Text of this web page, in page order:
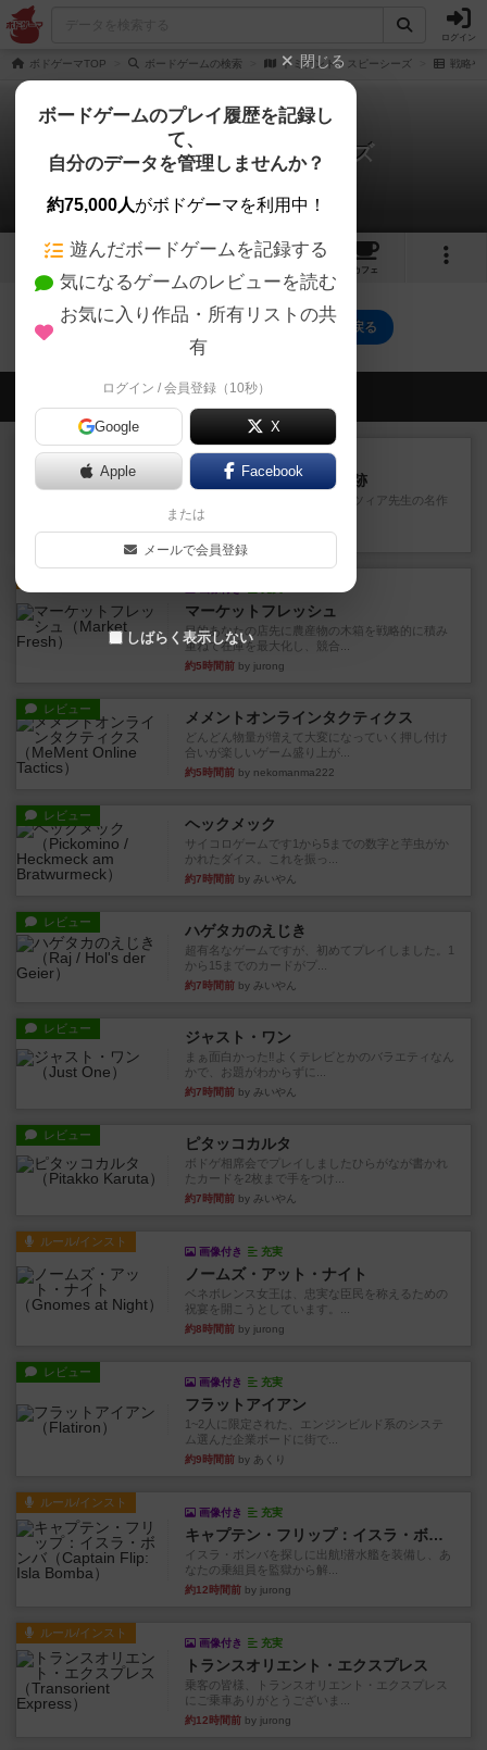
ログイン
ボドゲーマTOP ボードゲームの検索 ドミナント・スピーシーズ 戦略や
ドミナント・スピーシーズ
0件の戦略やコツ
2 2
カフェ
ドミナント・スピーシーズのトップに戻る
会員の新しい投稿
レビュー
アルナックの失われし遺跡
アナログ対人プレイ数回。クニツィア先生の名作
「エルドラドを探して」にあ...
約1時間前by おーちゃん
マーケットフレッシュ
目的あなたの店先に農産物の木箱を戦略的に積み
重ねて在庫を最大化し、競合...
約5時間前 by jurong
レビュー メメントオンラインタクティクス
どんどん物量が増えて大変になっていく押し付け
合いが楽しいゲーム盛り上が...
約5時間前 by nekomanma222
レビュー ヘックメック
サイコロゲームです1から5までの数字と芋虫がか
かれたダイス。これを振っ...
約7時間前 by みいやん
レビュー ハゲタカのえじき
超有名なゲームですが、初めてプレイしました。1
から15までのカードがプ...
約7時間前 by みいやん
レビュー ジャスト・ワン
まぁ面白かった‼️よくテレビとかのバラエティなん
かで、お題がわからずに...
約7時間前 by みいやん
レビュー ピタッコカルタ
ボドゲ相席会でプレイしましたひらがなが書かれ
たカードを2枚まで手をつけ...
約7時間前 by みいやん
ルール/インスト
画像付き 充実
ノームズ・アット・ナイト
ベネボレンス女王は、忠実な臣民を称えるための
祝宴を開こうとしています。...
約8時間前 by jurong
レビュー
画像付き 充実
フラットアイアン
1~2人に限定された、エンジンビルド系のシステ
ム選んだ企業ボードに街で...
約9時間前 by あくり
ルール/インスト
画像付き 充実
キャプテン・フリップ：イスラ・ボンバ
イスラ・ボンバを探しに出航!潜水艦を装備し、あ
なたの乗組員を監獄から解...
約12時間前 by jurong
ルール/インスト
画像付き 充実
トランスオリエント・エクスプレス
乗客の皆様、トランスオリエント・エクスプレス
にご乗車ありがとうございま...
約12時間前 by jurong
閉じる
ボードゲームのプレイ履歴を記録し
て、
自分のデータを管理しませんか？
約75,000人がボドゲーマを利用中！
遊んだボードゲームを記録する
気になるゲームのレビューを読む
お気に入り作品・所有リストの共
有
ログイン / 会員登録（10秒）
Google X
Apple Facebook
または
メールで会員登録
しばらく表示しない